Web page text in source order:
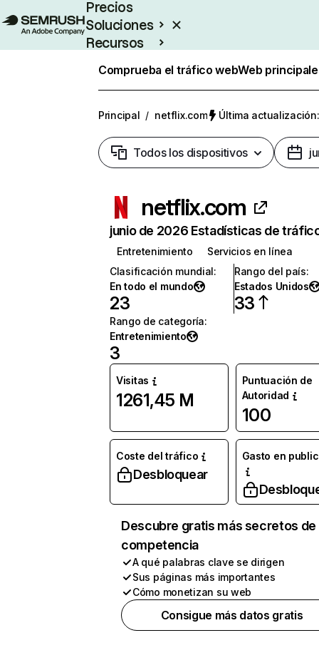
Precios
Soluciones
Recursos
Comprueba el tráfico webWeb
Principal / netflix.com Última
Todos los dispositivos
netflix.com
junio de 2026 Estadísticas de
Entretenimiento
Servicios en línea
Clasificación mundial:
En todo el mundo
23
Rango del país:
Estados Unidos
33
Rango de categoría:
Entretenimiento
3
Visitas
1261,45 M
Puntuación de
Autoridad
100
Coste del tráfico
Desbloquear
Gasto en
Descubre gratis más secretos de
competencia
A qué palabras clave se dirigen
Sus páginas más importantes
Cómo monetizan su web
Consigue más datos gratis